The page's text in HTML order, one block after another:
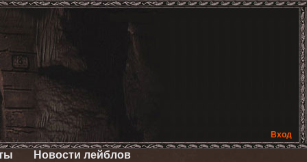
Вход
Новости лейблов